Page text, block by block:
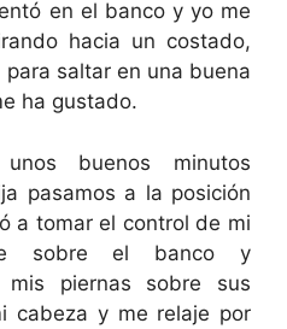
en el banco y yo me
hacia un costado,
saltar en una buena
ha gustado.
buenos minutos
pasamos a la posición
a tomar el control de mi
sobre el banco y
piernas sobre sus
cabeza y me relaje por